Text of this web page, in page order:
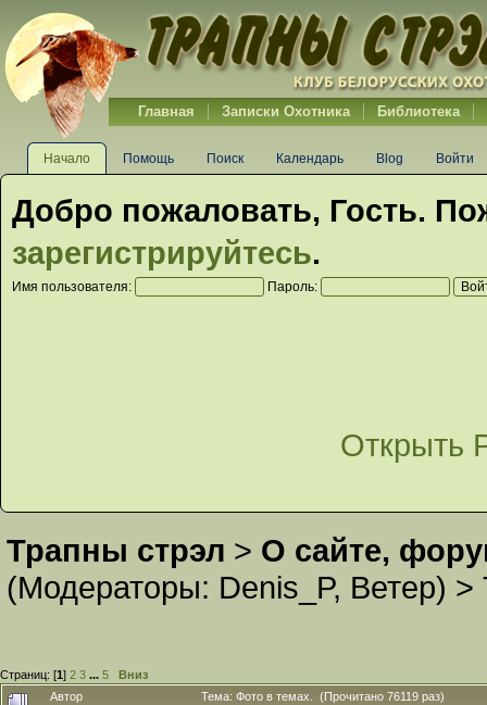
Главная Записки Охотника Библиотека
Начало Помощь Поиск Календарь Blog Войти
Добро пожаловать, Гость.
зарегистрируйтесь.
Имя пользователя: Пароль:
Открыть
Трапны стрэл > О сайте,
(Модераторы: Denis_P, Ветер) >
Страниц: [1] 2 3 ... 5
Вниз
Автор
Тема: Фото в темах. (Прочитано 76119 раз)